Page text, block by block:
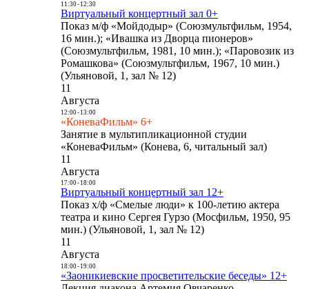
11:30- 12:30
Виртуальный концертный зал 0+
Показ м/ф «Мойдодыр» (Союзмультфильм, 1954,
16 мин.); «Ивашка из Дворца пионеров»
(Союзмультфильм, 1981, 10 мин.); «Паровозик из
Ромашкова» (Союзмультфильм, 1967, 10 мин.)
(Ульяновой, 1, зал № 12)
11
Августа
12:00- 13:00
«КоневаФильм» 6+
Занятие в мультипликационной студии
«КоневаФильм» (Конева, 6, читальный зал)
11
Августа
17:00- 18:00
Виртуальный концертный зал 12+
Показ х/ф «Смелые люди» к 100-летию актера
театра и кино Сергея Гурзо (Мосфильм, 1950, 95
мин.) (Ульяновой, 1, зал № 12)
11
Августа
18:00- 19:00
«Заоникиевские просветительские беседы» 12+